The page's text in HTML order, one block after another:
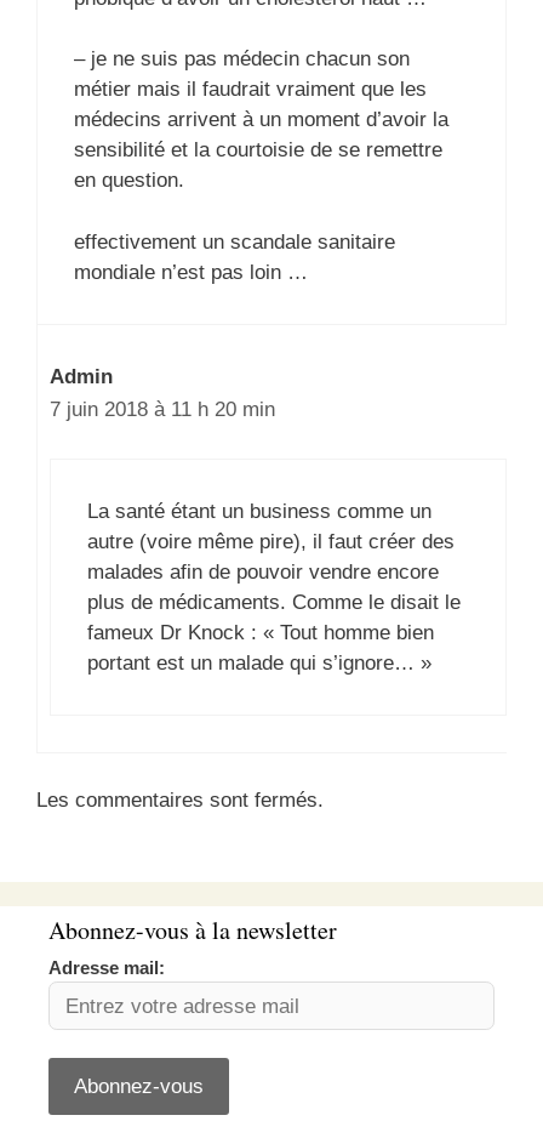
– je ne suis pas médecin chacun son
métier mais il faudrait vraiment que les
médecins arrivent à un moment d’avoir la
sensibilité et la courtoisie de se remettre
en question.
effectivement un scandale sanitaire
mondiale n’est pas loin …
Admin
7 juin 2018 à 11 h 20 min
La santé étant un business comme un
autre (voire même pire), il faut créer des
malades afin de pouvoir vendre encore
plus de médicaments. Comme le disait le
fameux Dr Knock : « Tout homme bien
portant est un malade qui s’ignore… »
Les commentaires sont fermés.
Abonnez-vous à la newsletter
Adresse mail: